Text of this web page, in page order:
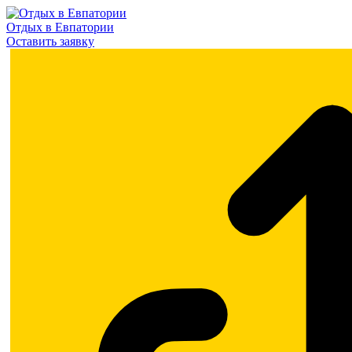
Отдых в Евпатории
Оставить заявку